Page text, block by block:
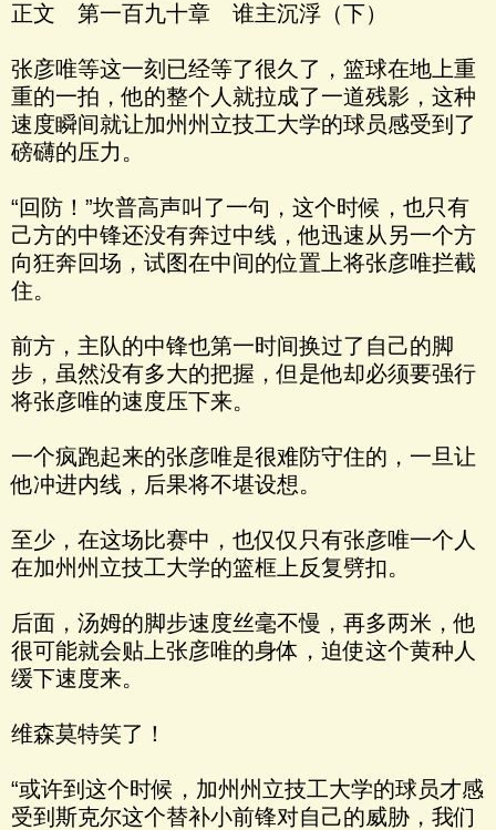
正文 第一百九十章 谁主沉浮（下）
张彦唯等这一刻已经等了很久了，篮球在地上重
重的一拍，他的整个人就拉成了一道残影，这种
速度瞬间就让加州州立技工大学的球员感受到了
磅礴的压力。
“回防！”坎普高声叫了一句，这个时候，也只有
己方的中锋还没有奔过中线，他迅速从另一个方
向狂奔回场，试图在中间的位置上将张彦唯拦截
住。
前方，主队的中锋也第一时间换过了自己的脚
步，虽然没有多大的把握，但是他却必须要强行
将张彦唯的速度压下来。
一个疯跑起来的张彦唯是很难防守住的，一旦让
他冲进内线，后果将不堪设想。
至少，在这场比赛中，也仅仅只有张彦唯一个人
在加州州立技工大学的篮框上反复劈扣。
后面，汤姆的脚步速度丝毫不慢，再多两米，他
很可能就会贴上张彦唯的身体，迫使这个黄种人
缓下速度来。
维森莫特笑了！
“或许到这个时候，加州州立技工大学的球员才感
受到斯克尔这个替补小前锋对自己的威胁，我们